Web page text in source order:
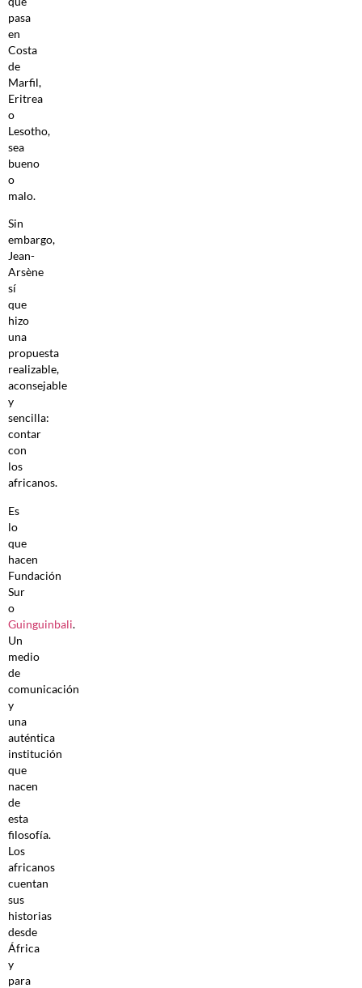
pasa
en
Costa
de
Marfil,
Eritrea
o
Lesotho,
sea
bueno
o
malo.
Sin
embargo,
Jean-
Arsène
sí
que
hizo
una
propuesta
realizable,
aconsejable
y
sencilla:
contar
con
los
africanos.
Es
lo
que
hacen
Fundación
Sur
o
Guinguinbali.
Un
medio
de
comunicación
y
una
auténtica
institución
que
nacen
de
esta
filosofía.
Los
africanos
cuentan
sus
historias
desde
África
y
para